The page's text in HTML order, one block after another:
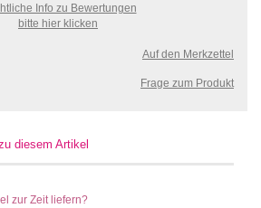
Info zu Bewertungen
bitte hier klicken
Auf den Merkzettel
Frage zum Produkt
diesem Artikel
zur Zeit liefern?